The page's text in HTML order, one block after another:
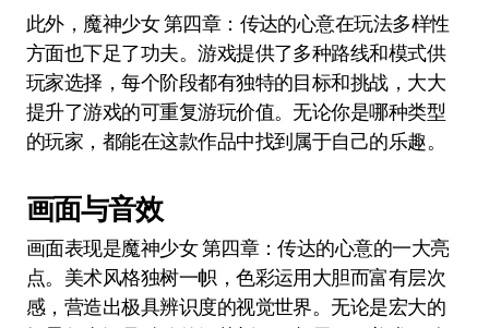
此外，魔神少女 第四章：传达的心意在玩法多样性
方面也下足了功夫。游戏提供了多种路线和模式供
玩家选择，每个阶段都有独特的目标和挑战，大大
提升了游戏的可重复游玩价值。无论你是哪种类型
的玩家，都能在这款作品中找到属于自己的乐趣。
画面与音效
画面表现是魔神少女 第四章：传达的心意的一大亮
点。美术风格独树一帜，色彩运用大胆而富有层次
感，营造出极具辨识度的视觉世界。无论是宏大的